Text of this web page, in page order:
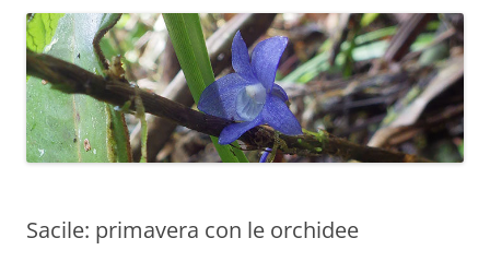
Sacile: primavera con le orchidee